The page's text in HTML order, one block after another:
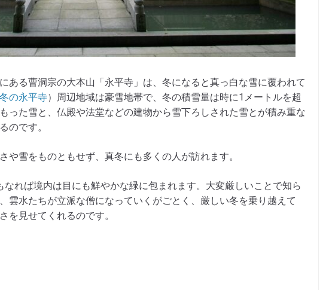
ある曹洞宗の大本山「永平寺」は、冬になると真っ白な雪に覆われて
冬の永平寺）周辺地域は豪雪地帯で、冬の積雪量は時に1メートルを超
った雪と、仏殿や法堂などの建物から雪下ろしされた雪とが積み重な
のです。
や雪をものともせず、真冬にも多くの人が訪れます。
れば境内は目にも鮮やかな緑に包まれます。大変厳しいことで知ら
雲水たちが立派な僧になっていくがごとく、厳しい冬を乗り越えて
を見せてくれるのです。